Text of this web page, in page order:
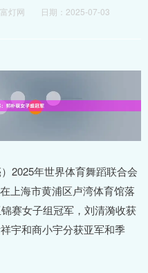
灯网
日期：2025-07-03
2025年世界体育舞蹈联合会
上海市黄浦区卢湾体育馆落
赛女子组冠军，刘清漪收获
宇和商小宇分获亚军和季